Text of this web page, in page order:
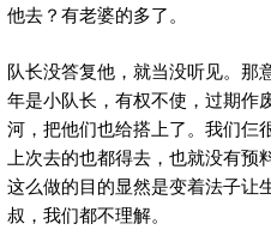
他去？有老婆的多了。
队长没答复他，就当没听见。那
年是小队长，有权不使，过期作
河，把他们也给搭上了。我们仨
上次去的也都得去，也就没有
这么做的目的显然是变着法子让
叔，我们都不理解。